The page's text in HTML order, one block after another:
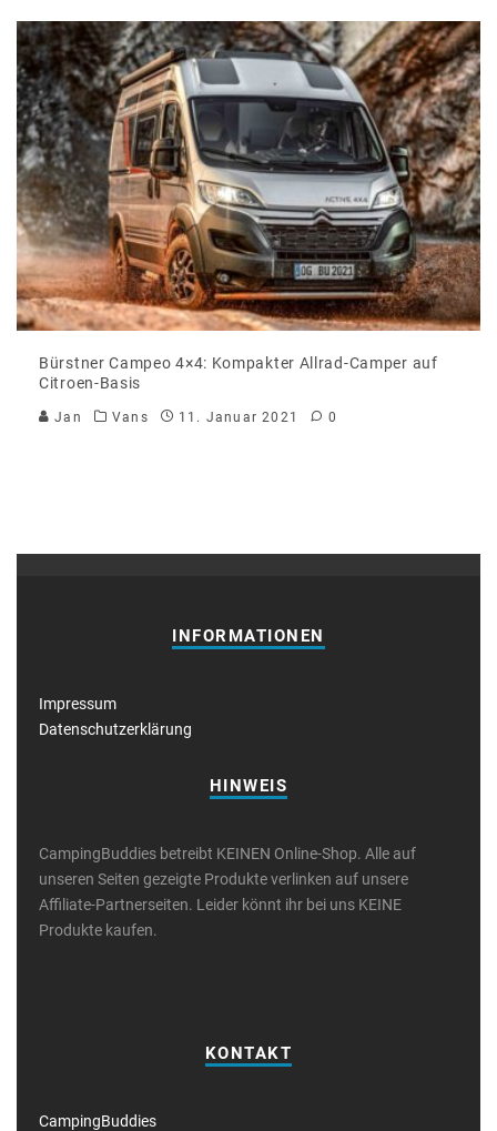
Bürstner Campeo 4×4: Kompakter Allrad-Camper auf
Citroen-Basis
Jan Vans 11. Januar 2021 0
INFORMATIONEN
Impressum
Datenschutzerklärung
HINWEIS
CampingBuddies betreibt KEINEN Online-Shop. Alle auf
unseren Seiten gezeigte Produkte verlinken auf unsere
Affiliate-Partnerseiten. Leider könnt ihr bei uns KEINE
Produkte kaufen.
KONTAKT
CampingBuddies